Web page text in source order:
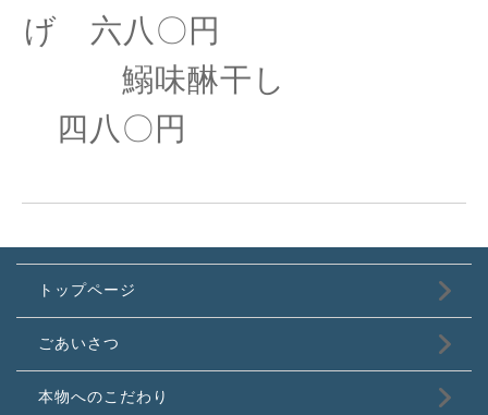
げ 六八〇円
鰯味醂干し
四八〇円
トップページ
ごあいさつ
本物へのこだわり